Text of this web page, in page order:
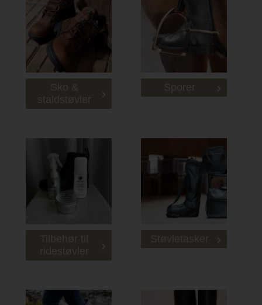
Sko &
staldstøvler
Sporer
Tilbehør til
ridestøvler
Støvletasker